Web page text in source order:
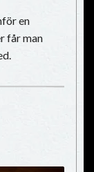
en
får man